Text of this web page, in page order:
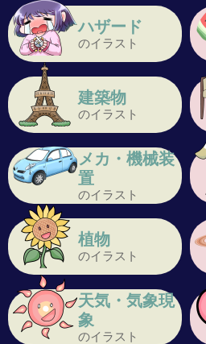
ハザード
のイラスト
建築物
のイラスト
メカ・機械装
置
のイラスト
植物
のイラスト
天気・気象現
象
のイラスト